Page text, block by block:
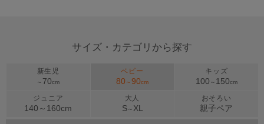
サイズ・カテゴリから探す
新生児
～ 70cm
ベビー
80 ～90cm
キッズ
100 ～ 150cm
ジュニア
140～ 160cm
大人
S～ XL
おそろい
親子ペア